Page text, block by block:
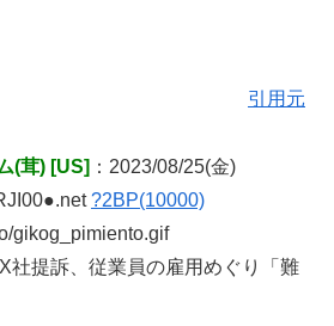
引用元
(茸) [US] ：2023/08/25(金)
?2BP(10000)
gikog_pimiento.gif
社提訴、従業員の雇用めぐり「難